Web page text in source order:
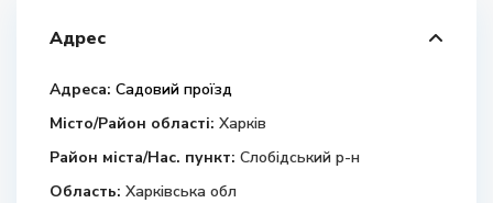
Адрес
Адреса: Садовий проїзд
Місто/Район області: Харків
Район міста/Нас. пункт: Слобідський р-н
Область: Харківська обл